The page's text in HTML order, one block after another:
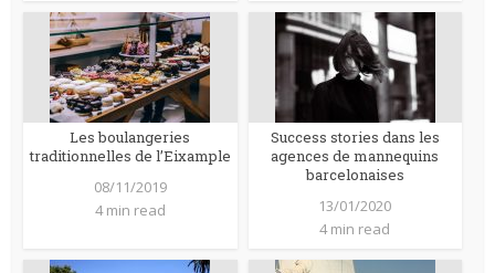
Les boulangeries
traditionnelles de l’Eixample
08/11/2019
4 min read
Success stories dans les
agences de mannequins
barcelonaises
13/01/2020
4 min read